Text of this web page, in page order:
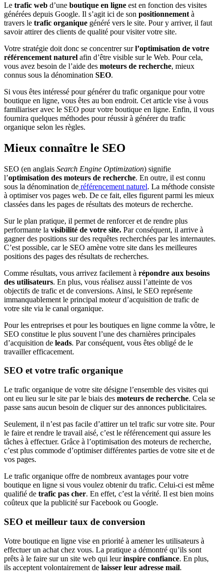
Le trafic web d’une boutique en ligne est en fonction des visites
générées depuis Google. Il s’agit ici de son positionnement à
travers le trafic organique généré vers le site. Pour y arriver, il faut
savoir attirer des clients de qualité pour visiter votre site.
Votre stratégie doit donc se concentrer surl’optimisation de votre
référencement naturel afin d’être visible sur le Web. Pour cela,
vous avez besoin de l’aide des moteurs de recherche, mieux
connus sous la dénomination SEO.
Si vous êtes intéressé pour générer du trafic organique pour votre
boutique en ligne, vous êtes au bon endroit. Cet article vise à vous
familiariser avec le SEO pour votre boutique en ligne. Enfin, il vous
fournira quelques méthodes pour réussir à générer du trafic
organique selon les règles.
Mieux connaître le SEO
SEO (en anglais Search Engine Optimization) signifie
l’optimisation des moteurs de recherche. En outre, il est connu
sous la dénomination de référencement naturel. La méthode consiste
à optimiser vos pages web. De ce fait, elles figurent parmi les mieux
classées dans les pages de résultats des moteurs de recherche.
Sur le plan pratique, il permet de renforcer et de rendre plus
performante la visibilité de votre site. Par conséquent, il arrive à
gagner des positions sur des requêtes recherchées par les internautes.
C’est possible, car le SEO amène votre site dans les meilleures
positions des pages des résultats de recherches.
Comme résultats, vous arrivez facilement à répondre aux besoins
des utilisateurs. En plus, vous réalisez aussi l’atteinte de vos
objectifs de trafic et de conversions. Ainsi, le SEO représente
immanquablement le principal moteur d’acquisition de trafic de
votre site via le canal organique.
Pour les entreprises et pour les boutiques en ligne comme la vôtre, le
SEO constitue le plus souvent l’une des charnières principales
d’acquisition de leads. Par conséquent, vous êtes obligé de le
travailler efficacement.
SEO et votre trafic organique
Le trafic organique de votre site désigne l’ensemble des visites qui
ont eu lieu sur le site par le biais des moteurs de recherche. Cela se
passe sans aucun besoin de cliquer sur des annonces publicitaires.
Seulement, il n’est pas facile d’attirer un tel trafic sur votre site. Pour
le faire et rendre le travail aisé, c’est le référencement qui assure les
tâches à effectuer. Grâce à l’optimisation des moteurs de recherche,
c’est plus commode d’optimiser différentes parties de votre site et de
vos pages.
Le trafic organique offre de nombreux avantages pour votre
boutique en ligne si vous voulez obtenir du trafic. Celui-ci est même
qualifié de trafic pas cher. En effet, c’est la vérité. Il est bien moins
coûteux que la publicité sur Facebook ou Google.
SEO et meilleur taux de conversion
Votre boutique en ligne vise en priorité à amener les utilisateurs à
effectuer un achat chez vous. La pratique a démontré qu’ils sont
prêts à le faire sur un site web qui leurinspire confiance. En plus,
ils acceptent volontairement de laisser leur adresse mail.